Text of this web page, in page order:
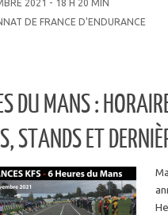
2021 - 18 H 20 MIN
DE FRANCE D'ENDURANCE
DU MANS :
STANDS ET